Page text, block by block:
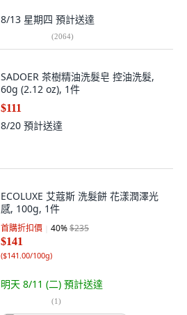
8/13 星期四 預計送達
(2064)
SADOER 茶樹精油洗髮皂 控油洗髮,
60g (2.12 oz), 1件
$111
8/20 預計送達
ECOLUXE 艾蔻斯 洗髮餅 花漾潤澤光
感, 100g, 1件
首購折扣價 40%$235
$141
($141.00/100g)
明天 8/11 (二) 預計送達
(1)